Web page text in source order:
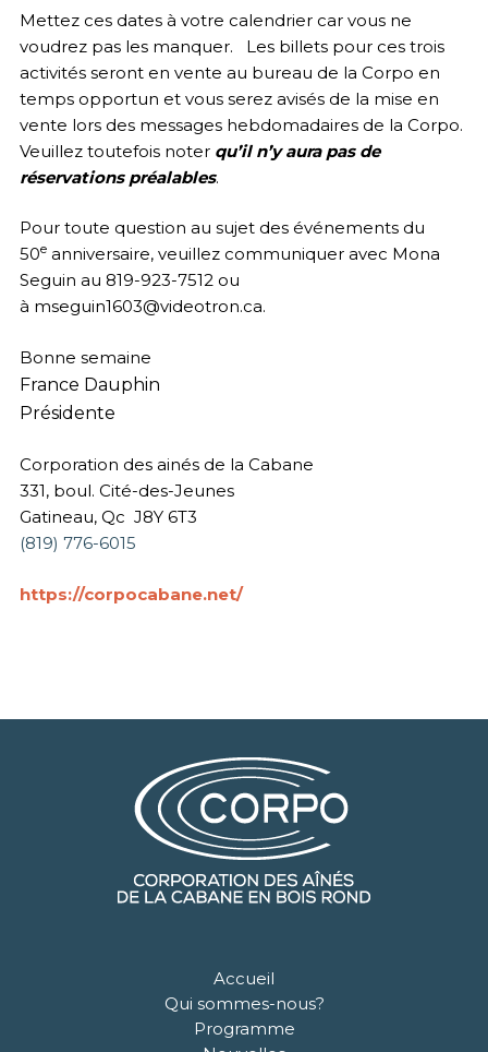
Mettez ces dates à votre calendrier car vous ne
voudrez pas les manquer. Les billets pour ces trois
activités seront en vente au bureau de la Corpo en
temps opportun et vous serez avisés de la mise en
vente lors des messages hebdomadaires de la Corpo.
Veuillez toutefois noter qu’il n’y aura pas de
réservations préalables.
Pour toute question au sujet des événements du
50eanniversaire, veuillez communiquer avec Mona
Seguin au 819-923-7512 ou
à mseguin1603@videotron.ca.
Bonne semaine
France Dauphin
Présidente
Corporation des ainés de la Cabane
331, boul. Cité-des-Jeunes
Gatineau, Qc J8Y 6T3
(819) 776-6015
https://corpocabane.net/
Accueil
Qui sommes-nous?
Programme